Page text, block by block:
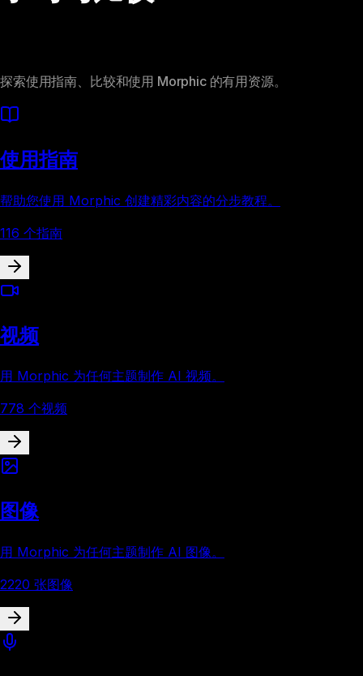
探索使用指南、比较和使用 Morphic 的有用资源。
使用指南
帮助您使用 Morphic 创建精彩内容的分步教程。
116 个指南
视频
用 Morphic 为任何主题制作 AI 视频。
778 个视频
图像
用 Morphic 为任何主题制作 AI 图像。
2220 张图像